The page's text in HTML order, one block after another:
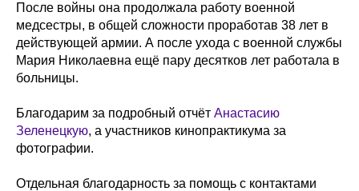
После войны она продолжала работу военной
медсестры, в общей сложности проработав 38 лет в
действующей армии. А после ухода с военной службы
Мария Николаевна ещё пару десятков лет работала в
больницы.
Благодарим за подробный отчёт Анастасию
Зеленецкую, а участников кинопрактикума за
фотографии.
Отдельная благодарность за помощь с контактами